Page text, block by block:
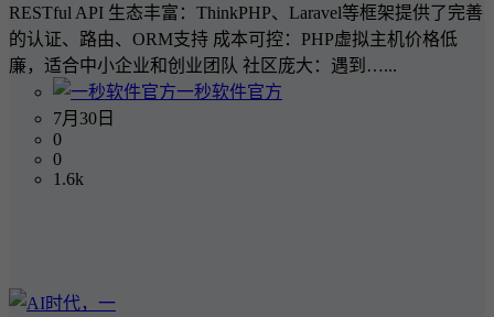
RESTful API 生态丰富：ThinkPHP、Laravel等框架提供了完善
的认证、路由、ORM支持 成本可控：PHP虚拟主机价格低
廉，适合中小企业和创业团队 社区庞大：遇到…...
一秒软件官方
7月30日
0
0
1.6k